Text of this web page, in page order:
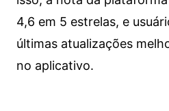
4,6 em 5 estrelas, e
últimas atualizações
no aplicativo.